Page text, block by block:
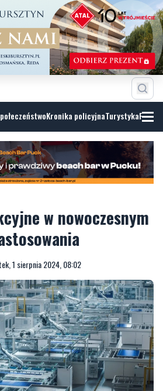
Kronika policyjnaTurystyka
w nowoczesnym
1 sierpnia 2024, 08:02